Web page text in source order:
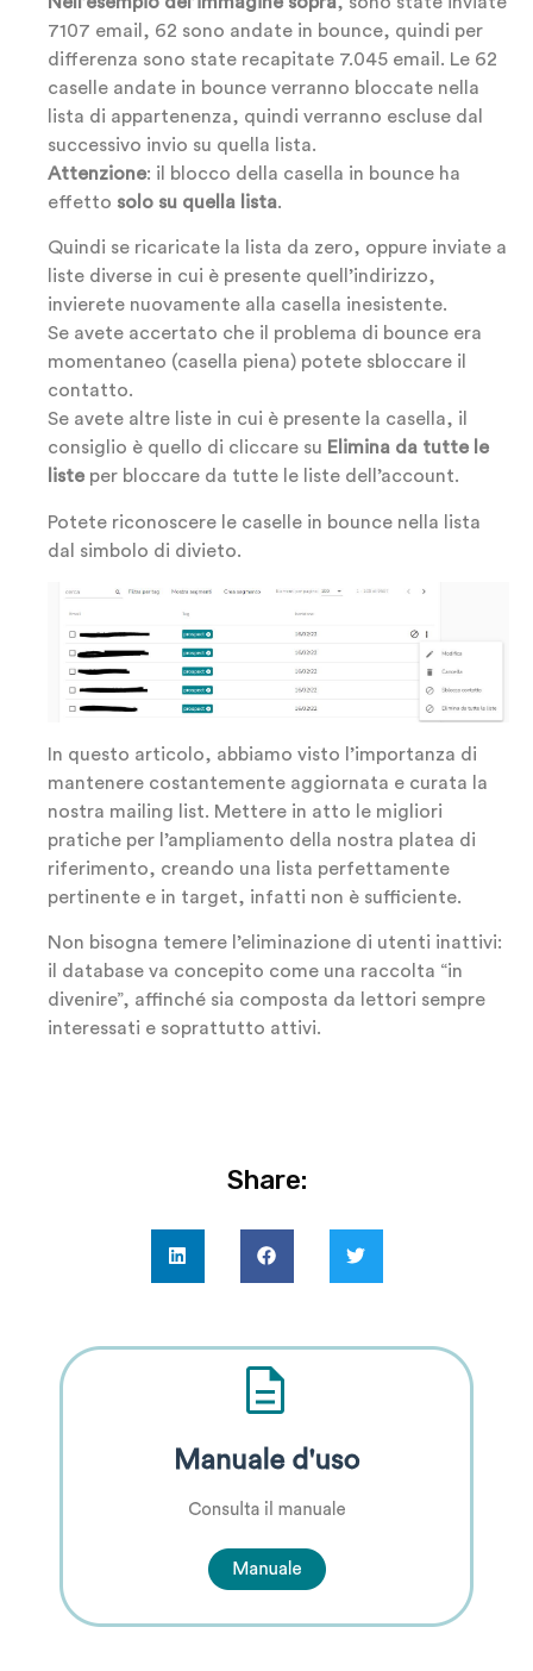
7107 email, 62 sono andate in bounce, quindi per
differenza sono state recapitate 7.045 email. Le 62
caselle andate in bounce verranno bloccate nella
lista di appartenenza, quindi verranno escluse dal
successivo invio su quella lista.
Attenzione: il blocco della casella in bounce ha
effetto solo su quella lista.
Quindi se ricaricate la lista da zero, oppure inviate a
liste diverse in cui è presente quell’indirizzo,
invierete nuovamente alla casella inesistente.
Se avete accertato che il problema di bounce era
momentaneo (casella piena) potete sbloccare il
contatto.
Se avete altre liste in cui è presente la casella, il
consiglio è quello di cliccare su Elimina da tutte le
liste per bloccare da tutte le liste dell’account.
Potete riconoscere le caselle in bounce nella lista
dal simbolo di divieto.
In questo articolo, abbiamo visto l’importanza di
mantenere costantemente aggiornata e curata la
nostra mailing list. Mettere in atto le migliori
pratiche per l’ampliamento della nostra platea di
riferimento, creando una lista perfettamente
pertinente e in target, infatti non è sufficiente.
Non bisogna temere l’eliminazione di utenti inattivi:
il database va concepito come una raccolta “in
divenire”, affinché sia composta da lettori sempre
interessati e soprattutto attivi.
Share: